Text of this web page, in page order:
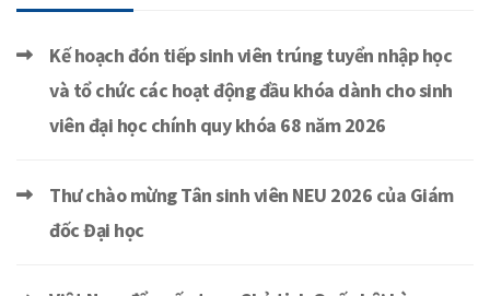
Kế hoạch đón tiếp sinh viên trúng tuyển nhập học
và tổ chức các hoạt động đầu khóa dành cho sinh
viên đại học chính quy khóa 68 năm 2026
Thư chào mừng Tân sinh viên NEU 2026 của Giám
đốc Đại học